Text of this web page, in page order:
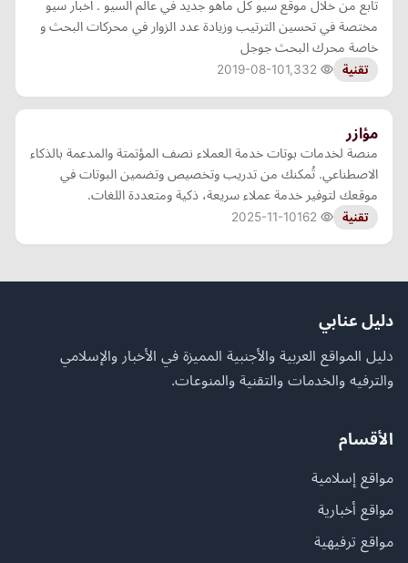
تابع من خلال موقع سيو كل ماهو جديد في عالم السيو . اخبار سيو
مختصة في تحسين الترتيب وزيادة عدد الزوار في محركات البحث و
خاصة محرك البحث جوجل
تقنية 2019-08-10
مؤازر
منصة لخدمات بوتات خدمة العملاء نصف المؤتمتة والمدعمة بالذكاء
الاصطناعي. تُمكنك من تدريب وتخصيص وتضمين البوتات في
موقعك لتوفير خدمة عملاء سريعة، ذكية ومتعددة اللغات.
تقنية 2025-11-10
دليل عنابي
دليل المواقع العربية والأجنبية المميزة في الأخبار والإسلامي
والترفيه والخدمات والتقنية والمنوعات.
الأقسام
مواقع إسلامية
مواقع أخبارية
مواقع ترفيهية